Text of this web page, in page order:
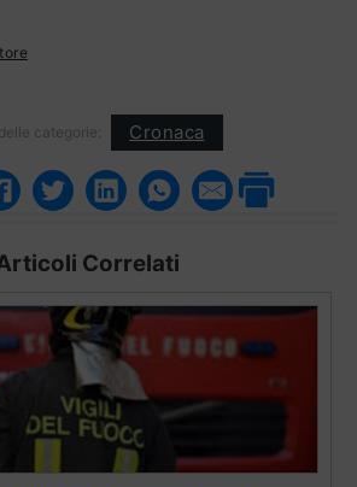
categorie: Cronaca
Correlati